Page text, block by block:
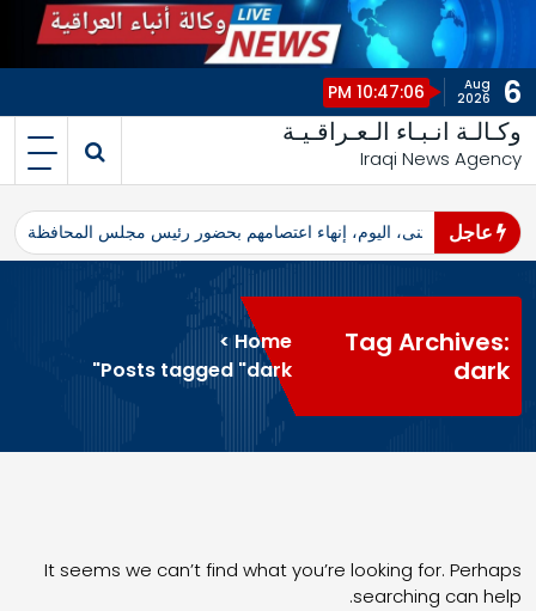
i
t
6
Aug
2026
10:47:06 PM
وكـالـة انـبـاء الـعـراقـيـة
Iraqi News Agency
عاجل
محافظ المثنى، اليوم، إنهاء اعتصامهم بحضور رئيس مجلس المحافظة
Tag Archives:
dark
Home
>
Posts tagged "dark"
It seems we can’t find what you’re looking for. Perhaps
searching can help.